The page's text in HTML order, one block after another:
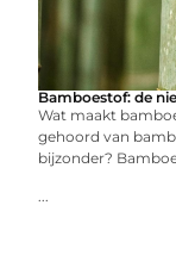
Bamboestof: de
Wat maakt
gehoord van
bijzonder?
...